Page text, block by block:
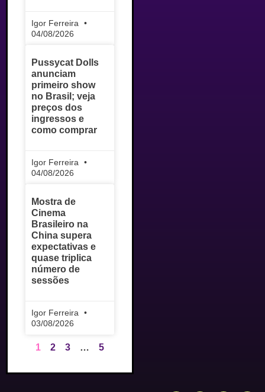
Igor Ferreira
04/08/2026
Pussycat Dolls
anunciam
primeiro show
no Brasil; veja
preços dos
ingressos e
como comprar
Igor Ferreira
04/08/2026
Mostra de
Cinema
Brasileiro na
China supera
expectativas e
quase triplica
número de
sessões
Igor Ferreira
03/08/2026
1 2 3 … 5